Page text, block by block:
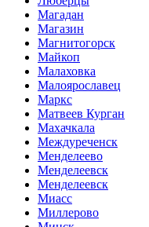
Магадан
Магазин
Магнитогорск
Майкоп
Малаховка
Малоярославец
Маркс
Матвеев Курган
Махачкала
Междуреченск
Менделеево
Менделеевск
Менделеевск
Миасс
Миллерово